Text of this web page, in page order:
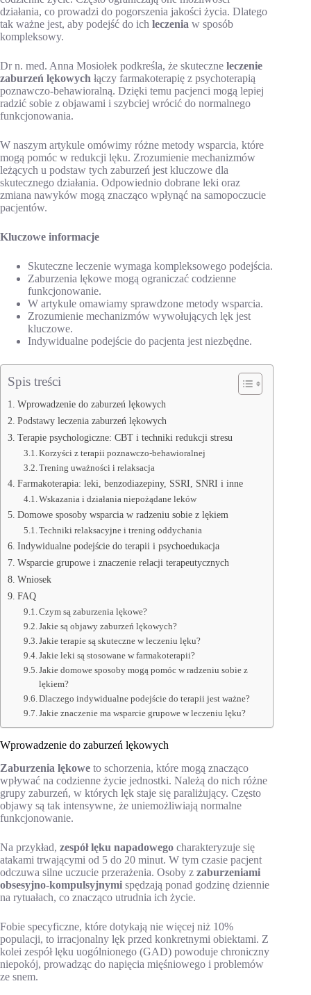
działania, co prowadzi do pogorszenia jakości życia. Dlatego
tak ważne jest, aby podejść do ich leczenia w sposób
kompleksowy.
Dr n. med. Anna Mosiołek podkreśla, że skuteczne leczenie
zaburzeń lękowych łączy farmakoterapię z psychoterapią
poznawczo-behawioralną. Dzięki temu pacjenci mogą lepiej
radzić sobie z objawami i szybciej wrócić do normalnego
funkcjonowania.
W naszym artykule omówimy różne metody wsparcia, które
mogą pomóc w redukcji lęku. Zrozumienie mechanizmów
leżących u podstaw tych zaburzeń jest kluczowe dla
skutecznego działania. Odpowiednio dobrane leki oraz
zmiana nawyków mogą znacząco wpłynąć na samopoczucie
pacjentów.
Kluczowe informacje
Skuteczne leczenie wymaga kompleksowego podejścia.
Zaburzenia lękowe mogą ograniczać codzienne
funkcjonowanie.
W artykule omawiamy sprawdzone metody wsparcia.
Zrozumienie mechanizmów wywołujących lęk jest
kluczowe.
Indywidualne podejście do pacjenta jest niezbędne.
Spis treści
Wprowadzenie do zaburzeń lękowych
Podstawy leczenia zaburzeń lękowych
Terapie psychologiczne: CBT i techniki redukcji stresu
Korzyści z terapii poznawczo-behawioralnej
Trening uważności i relaksacja
Farmakoterapia: leki, benzodiazepiny, SSRI, SNRI i inne
Wskazania i działania niepożądane leków
Domowe sposoby wsparcia w radzeniu sobie z lękiem
Techniki relaksacyjne i trening oddychania
Indywidualne podejście do terapii i psychoedukacja
Wsparcie grupowe i znaczenie relacji terapeutycznych
Wniosek
FAQ
Czym są zaburzenia lękowe?
Jakie są objawy zaburzeń lękowych?
Jakie terapie są skuteczne w leczeniu lęku?
Jakie leki są stosowane w farmakoterapii?
Jakie domowe sposoby mogą pomóc w radzeniu sobie z
lękiem?
Dlaczego indywidualne podejście do terapii jest ważne?
Jakie znaczenie ma wsparcie grupowe w leczeniu lęku?
Wprowadzenie do zaburzeń lękowych
Zaburzenia lękowe to schorzenia, które mogą znacząco
wpływać na codzienne życie jednostki. Należą do nich różne
grupy zaburzeń, w których lęk staje się paraliżujący. Często
objawy są tak intensywne, że uniemożliwiają normalne
funkcjonowanie.
Na przykład, zespół lęku napadowego charakteryzuje się
atakami trwającymi od 5 do 20 minut. W tym czasie pacjent
odczuwa silne uczucie przerażenia. Osoby z zaburzeniami
obsesyjno-kompulsyjnymi spędzają ponad godzinę dziennie
na rytuałach, co znacząco utrudnia ich życie.
Fobie specyficzne, które dotykają nie więcej niż 10%
populacji, to irracjonalny lęk przed konkretnymi obiektami. Z
kolei zespół lęku uogólnionego (GAD) powoduje chroniczny
niepokój, prowadząc do napięcia mięśniowego i problemów
ze snem.